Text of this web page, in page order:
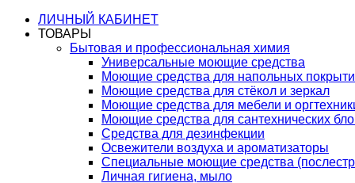
ЛИЧНЫЙ КАБИНЕТ
ТОВАРЫ
Бытовая и профессиональная химия
Универсальные моющие средства
Моющие средства для напольных
Моющие средства для стёкол и зеркал
Моющие средства для мебели и
Моющие средства для сантехнических
Средства для дезинфекции
Освежители воздуха и ароматизаторы
Специальные моющие средства
Личная гигиена, мыло